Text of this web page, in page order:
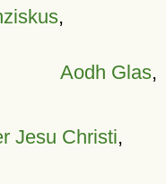
,
Aodh Glas,
Jesu Christi,